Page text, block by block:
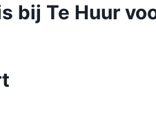
bij Te Huur